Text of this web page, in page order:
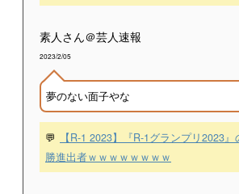
素人さん＠芸人速報
2023/2/05
夢のない面子やな
💬
【R-1 2023】『R-1グランプリ2023
勝進出者ｗｗｗｗｗｗｗｗ